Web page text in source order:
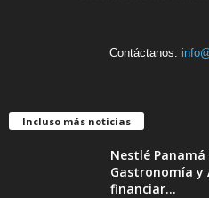
Contáctanos:
Incluso más noticias
Nestlé
Gastronomía y
financiar...